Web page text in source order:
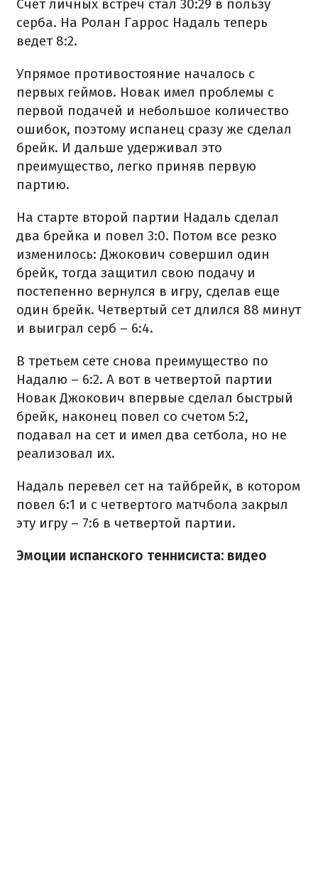
Счет личных встреч стал 30:29 в пользу
серба. На Ролан Гаррос Надаль теперь
ведет 8:2.
Упрямое противостояние началось с
первых геймов. Новак имел проблемы с
первой подачей и небольшое количество
ошибок, поэтому испанец сразу же сделал
брейк. И дальше удерживал это
преимущество, легко приняв первую
партию.
На старте второй партии Надаль сделал
два брейка и повел 3:0. Потом все резко
изменилось: Джокович совершил один
брейк, тогда защитил свою подачу и
постепенно вернулся в игру, сделав еще
один брейк. Четвертый сет длился 88 минут
и выиграл серб – 6:4.
В третьем сете снова преимущество по
Надалю – 6:2. А вот в четвертой партии
Новак Джокович впервые сделал быстрый
брейк, наконец повел со счетом 5:2,
подавал на сет и имел два сетбола, но не
реализовал их.
Надаль перевел сет на тайбрейк, в котором
повел 6:1 и с четвертого матчбола закрыл
эту игру – 7:6 в четвертой партии.
Эмоции испанского теннисиста: видео